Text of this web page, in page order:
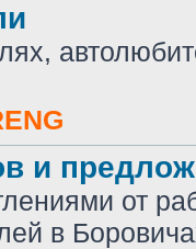
и
от
в